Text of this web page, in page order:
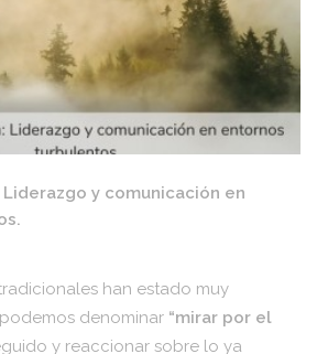
y comunicación en
han estado muy
denominar “mirar por el
y reaccionar sobre lo ya